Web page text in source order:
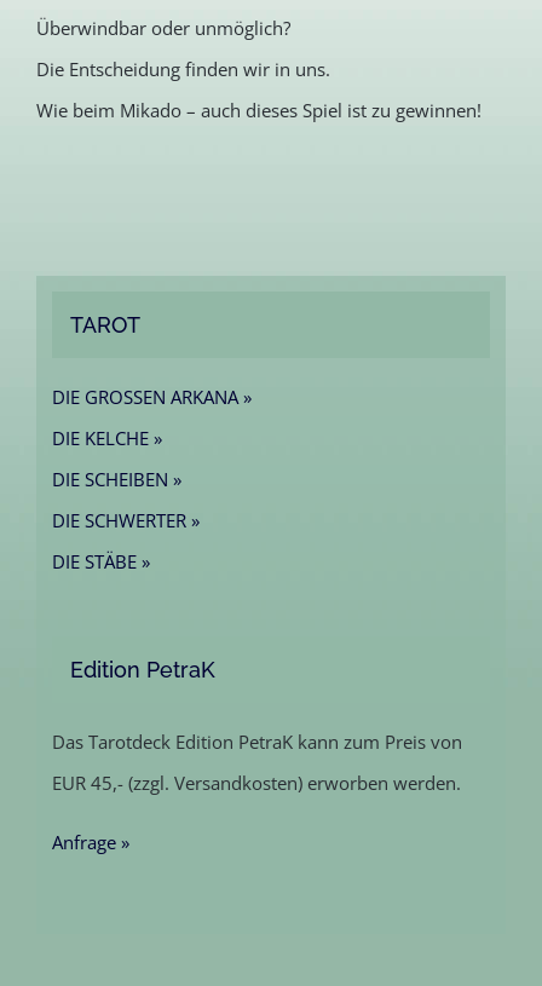
Überwindbar oder unmöglich?
Die Entscheidung finden wir in uns.
Wie beim Mikado – auch dieses Spiel ist zu gewinnen!
TAROT
DIE GROSSEN ARKANA »
DIE KELCHE »
DIE SCHEIBEN »
DIE SCHWERTER »
DIE STÄBE »
Edition PetraK
Das Tarotdeck Edition PetraK kann zum Preis von
EUR 45,- (zzgl. Versandkosten) erworben werden.
Anfrage »